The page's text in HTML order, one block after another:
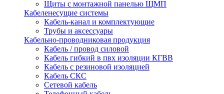
Щиты с монтажной панелью ЩМП
Кабеленесущие системы
Кабель-канал и комплектующие
Трубы и аксессуары
Кабельно-проводниковая продукция
Кабель / провод силовой
Кабель гибкий в пвх изоляции КГВВ
Кабель с резиновой изоляцией
Кабель СКС
Сетевой кабель